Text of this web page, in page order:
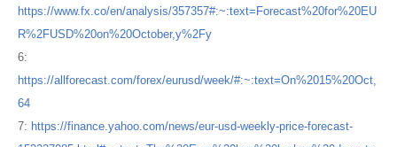
https://www.fx.co/en/analysis/357357#:~:text=Forecast%20for%20EU
R%2FUSD%20on%20October,y%2Fy
6:
https://allforecast.com/forex/eurusd/week/#:~:text=On%2015%20Oct,
64
7: https://finance.yahoo.com/news/eur-usd-weekly-price-forecast-